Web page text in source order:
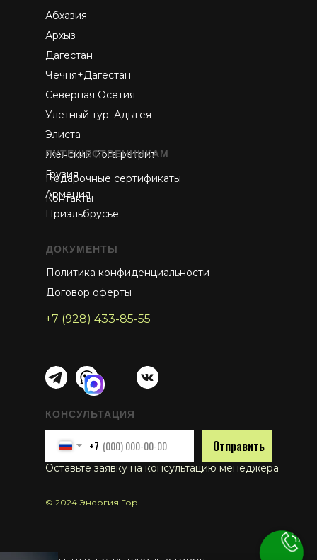
Абхазия
Архыз
Дагестан
Чечня+Дагестан
Северная Осетия
Улетный тур. Адыгея
Элиста
Женский йога ретрит
Грузия
Армения
Приэльбрусье
ПУТЕШЕСТВЕННИКАМ
Подарочные сертификаты
Контакты
ДОКУМЕНТЫ
Политика конфиденциальности
Договор оферты
© 2024.Энергия Гор
+7 Отправить
КОНСУЛЬТАЦИЯ
+7 (928) 433-85-55
Оставьте заявку на консультацию менеджера